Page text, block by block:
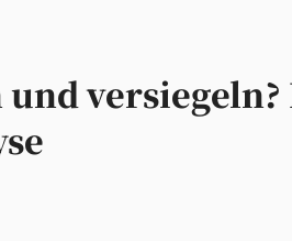
versiegeln?